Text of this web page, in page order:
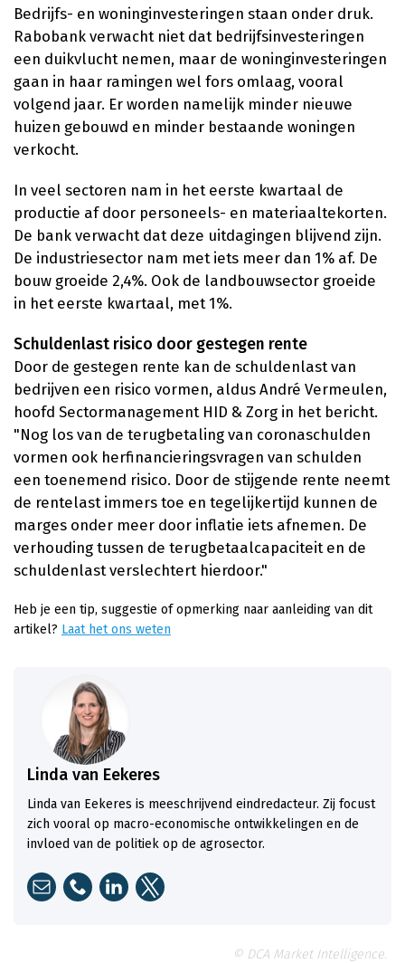
Bedrijfs- en woninginvesteringen staan onder druk.
Rabobank verwacht niet dat bedrijfsinvesteringen
een duikvlucht nemen, maar de woninginvesteringen
gaan in haar ramingen wel fors omlaag, vooral
volgend jaar. Er worden namelijk minder nieuwe
huizen gebouwd en minder bestaande woningen
verkocht.
In veel sectoren nam in het eerste kwartaal de
productie af door personeels- en materiaaltekorten.
De bank verwacht dat deze uitdagingen blijvend zijn.
De industriesector nam met iets meer dan 1% af. De
bouw groeide 2,4%. Ook de landbouwsector groeide
in het eerste kwartaal, met 1%.
Schuldenlast risico door gestegen rente
Door de gestegen rente kan de schuldenlast van
bedrijven een risico vormen, aldus André Vermeulen,
hoofd Sectormanagement HID & Zorg in het bericht.
"Nog los van de terugbetaling van coronaschulden
vormen ook herfinancieringsvragen van schulden
een toenemend risico. Door de stijgende rente neemt
de rentelast immers toe en tegelijkertijd kunnen de
marges onder meer door inflatie iets afnemen. De
verhouding tussen de terugbetaalcapaciteit en de
schuldenlast verslechtert hierdoor."
Heb je een tip, suggestie of opmerking naar aanleiding van dit
artikel? Laat het ons weten
Linda van Eekeres
Linda van Eekeres is meeschrijvend eindredacteur. Zij focust
zich vooral op macro-economische ontwikkelingen en de
invloed van de politiek op de agrosector.
© DCA Market Intelligence.